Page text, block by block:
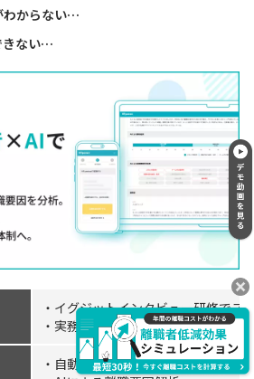
わからない…
きない…
・イグジットインタビュー研修でス
・実務を通したトレーニング＆フィ
・自動文字起こしでそのまま蓄積